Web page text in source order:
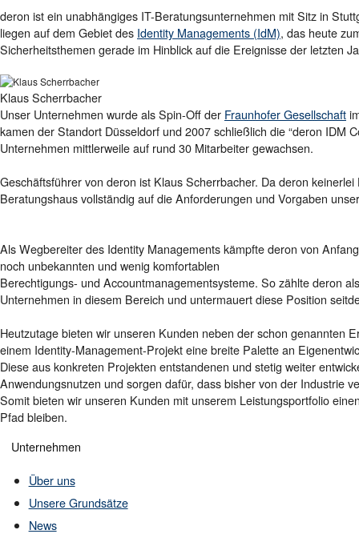
deron ist ein unabhängiges IT-Beratungsunternehmen mit Sitz in
liegen auf dem Gebiet des Identity Managements (IdM), das heute
Sicherheitsthemen gerade im Hinblick auf die Ereignisse der letzten
Klaus Scherrbacher
Unser Unternehmen wurde als Spin-Off der Fraunhofer Gesellschaft
kamen der Stand­ort Düs­sel­dorf und 2007 schließlich die “deron IDM
Unternehmen mittlerweile auf rund 30 Mitarbeiter gewachsen.
Geschäftsführer von deron ist Klaus Scherrbacher. Da deron
Beratungshaus vollständig auf die Anforderungen und Vorgaben
Als Wegbereiter des Identity Managements kämpfte deron von
noch unbekannten und wenig komfortablen
Berechtigungs- und Accountmanagementsysteme. So zählte deron
Unternehmen in diesem Bereich und untermauert diese Position
Heutzutage bieten wir unseren Kunden neben der schon genannten
einem Identity-Management-Projekt eine breite Palette an
Diese aus konkreten Projekten entstandenen und stetig weiter
Anwendungsnutzen und sorgen dafür, dass bisher von der Industrie
Somit bieten wir unseren Kunden mit unserem Leistungsportfolio
Pfad bleiben.
Unternehmen
Über uns
Unsere Grundsätze
News